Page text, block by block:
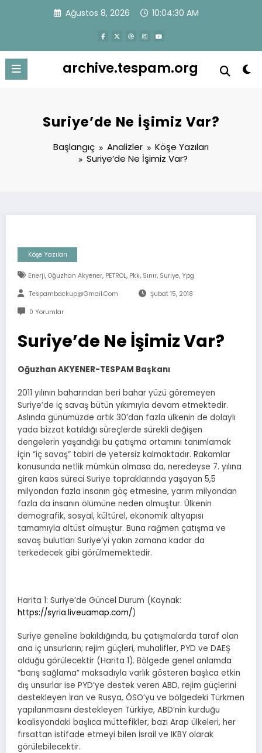
Ağustos 8, 2026 10:04:31 AM
archive.tespam.org
Suriye’de Ne İşimiz Var?
Başlangıç Analizler
Köşe Yazıları
Suriye’de Ne İşimiz Var?
Köşe Yazıları
Enerji, Oğuzhan Akyener, PETROL, Pkk, Sınır, Suriye, Ypg
Tespambackup@gmail.com Şubat 15, 2018
0 Yorumlar
Suriye’de Ne İşimiz Var?
Oğuzhan AKYENER-TESPAM Başkanı
2011 yılının baharından beri bahar yüzü göremeyen
Suriye’de iç savaş bütün yıkımıyla devam etmektedir.
Aslında günümüzde artık 30’dan fazla ülkenin de dolaylı
yada bizzat katıldığı süreçlerde sürekli değişen
dengelerin yaşandığı bu çatışma ortamını tanımlamak
için “iç savaş” tabiri de yetersiz kalmaktadır. Rakamlar
konusunda netlik mümkün olmasa da, neredeyse 7. yılına
giren kaos süreci Suriye topraklarında yaşayan 5,5
milyondan fazla insanın göç etmesine, yarım milyondan
fazla da insanın ölümüne neden olmuştur. Ülkenin
demografik, sosyal, kültürel, ekonomik altyapısı
tamamıyla altüst olmuştur. Buna rağmen çatışma ve
savaş bulutları Suriye’yi yakın zamana kadar da
terkedecek gibi görülmemektedir.
Harita 1: Suriye’de Güncel Durum (Kaynak:
https://syria.liveuamap.com/)
Suriye geneline bakıldığında, bu çatışmalarda taraf olan
ana iç unsurların; rejim güçleri, muhalifler, PYD ve DAEŞ
olduğu görülecektir (Harita 1). Bölgede genel anlamda
“barış sağlama” maksadıyla varlık gösteren başlıca etkin
dış unsurlar ise PYD’ye destek veren ABD, rejim güçlerini
destekleyen İran ve Rusya, ÖSO’yu ve bölgedeki Türkmen
yapılanmasını destekleyen Türkiye, ABD’nin kurduğu
koalisyondaki başlıca müttefikler, bazı Arap ülkeleri, her
fırsattan istifade etmeyi bilen İsrail ve IKBY olarak
görülebilecektir.